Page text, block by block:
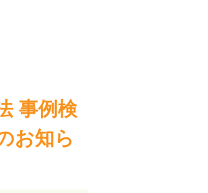
事例検
お知ら